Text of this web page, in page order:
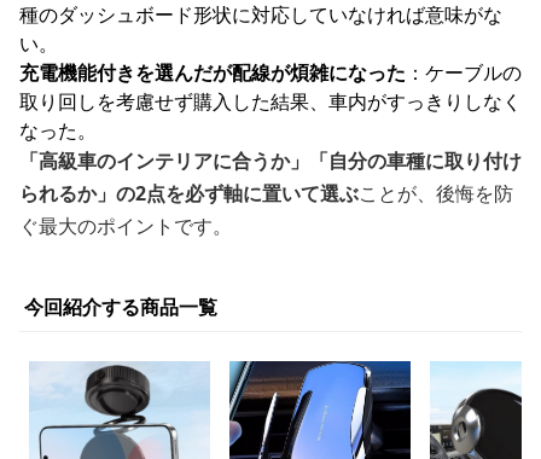
種のダッシュボード形状に対応していなければ意味がな
い。
充電機能付きを選んだが配線が煩雑になった ：ケーブルの
取り回しを考慮せず購入した結果、車内がすっきりしなく
なった。
「高級車のインテリアに合うか」「自分の車種に取り付け
られるか」の2点を必ず軸に置いて選ぶことが、後悔を防
ぐ最大のポイントです。
今回紹介する商品一覧